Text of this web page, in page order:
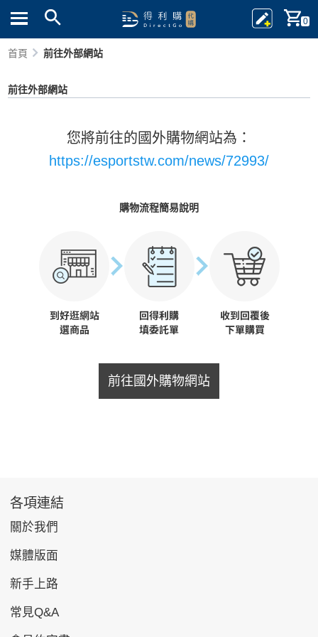
0
首頁 前往外部網站
前往外部網站
您將前往的國外購物網站為：
https://esportstw.com/news/72993/
購物流程簡易說明
前往國外購物網站
各項連結
關於我們
媒體版面
新手上路
常見Q&A